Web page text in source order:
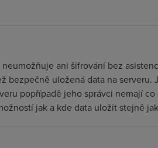
ani šifrování bez
uložená data na serveru.
popřípadě jeho správci nemají
jak a kde data uložit stejně